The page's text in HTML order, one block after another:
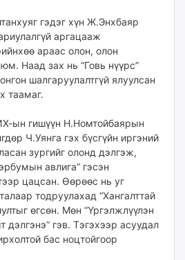
гэдэг хүн Ж.Энхбаяр
аргацааж
араас олон, олон
Наад зах нь “Говь нүүрс”
шалгаруулалтгүй ялуулсан
таамаг.
ын гишүүн Н.Номтойбаярын
Ч.Уянга гэх бүсгүйн иргэний
зургийг олонд дэлгэж,
авлига” гэсэн
цацсан. Өөрөөс нь уг
тодруулахад “Хангалттай
өгсөн. Мөн “Үргэлжлүүлэн
дэлгэнэ” гэв. Тэгэхээр асуудал
бас ноцтойгоор